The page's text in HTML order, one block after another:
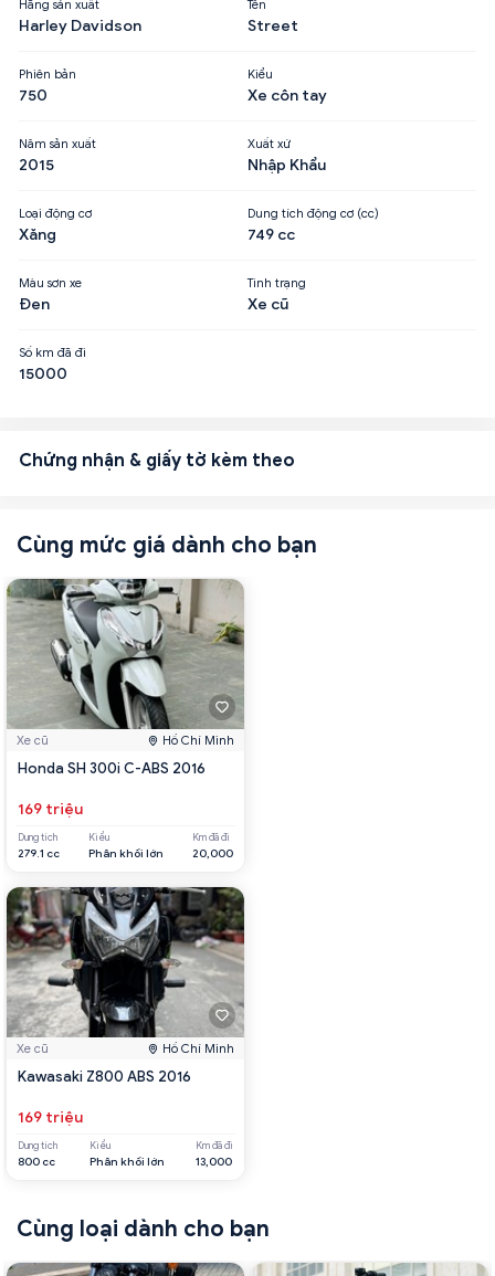
Hãng sản xuất
Harley Davidson
Tên
Street
Phiên bản
750
Kiểu
Xe côn tay
Năm sản xuất
2015
Xuất xứ
Nhập Khẩu
Loại động cơ
Xăng
Dung tích động cơ (cc)
749 cc
Màu sơn xe
Đen
Tình trạng
Xe cũ
Số km đã đi
15000
Chứng nhận & giấy tờ kèm theo
Cùng mức giá dành cho bạn
Xe cũ Hồ Chí Minh
Honda SH 300i C-ABS 2016
169 triệu
Dung tích
279.1 cc
Kiểu
Phân khối lớn
Km đã đi
20,000
Xe cũ Hồ Chí Minh
Kawasaki Z800 ABS 2016
169 triệu
Dung tích
800 cc
Kiểu
Phân khối lớn
Km đã đi
13,000
Cùng loại dành cho bạn